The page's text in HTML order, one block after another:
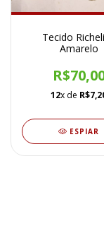
Tecido
Amarelo
12x de
ESPIAR